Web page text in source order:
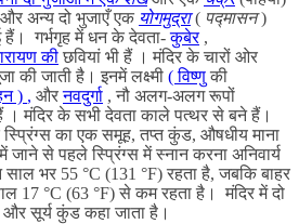
अन्य दो भुजाएँ एक योगमुद्रा( पद्मासन)
हैं। गर्भगृह में धन के देवता-कुबेर,
कीछवियां भी हैं । मंदिर के चारों ओर
की जाती है। इनमें लक्ष्मी (विष्णुकी
) , औरनवदुर्गा , नौ अलग-अलग रूपों
। मंदिर के सभी देवता काले पत्थर से बने हैं।
स्प्रिंग्स का एक समूह, तप्त कुंड, औषधीय माना
में जाने से पहले स्प्रिंग्स में स्नान करना अनिवार्य
साल भर 55 °C (131 °F) रहता है, जबकि बाहर
17 °C (63 °F) से कम रहता है। मंदिर में दो
और सूर्य कुंड कहा जाता है।